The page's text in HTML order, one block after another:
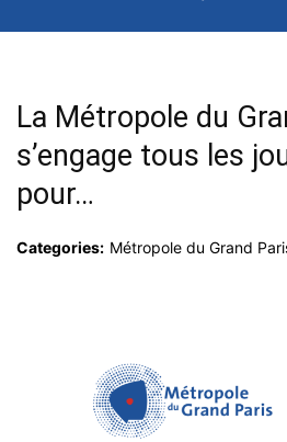
La Métropole du
s’engage tous les
pour…
Categories: Métropole du Grand